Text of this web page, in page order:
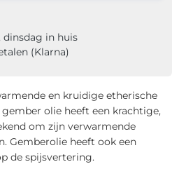
dinsdag in huis
(Klarna)
en kruidige etherische
olie heeft een krachtige,
om zijn verwarmende
Gemberolie heeft ook een
de spijsvertering.